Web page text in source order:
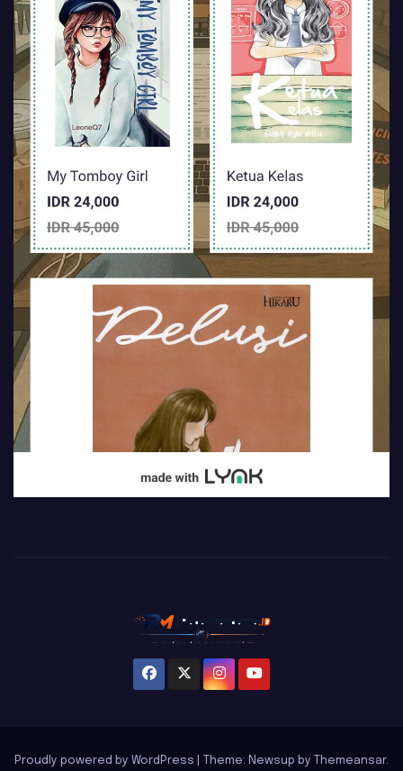
Proudly powered by WordPress Theme: Newsup by Themeansar.